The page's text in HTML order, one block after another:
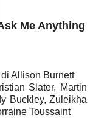
Me Anything
Allison Burnett
Slater, Martin
Buckley, Zuleikha
Toussaint